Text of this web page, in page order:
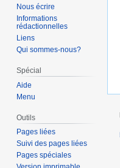
Nous écrire
Informations
rédactionnelles
Liens
Qui sommes-nous?
Spécial
Aide
Menu
Outils
Pages liées
Suivi des pages liées
Pages spéciales